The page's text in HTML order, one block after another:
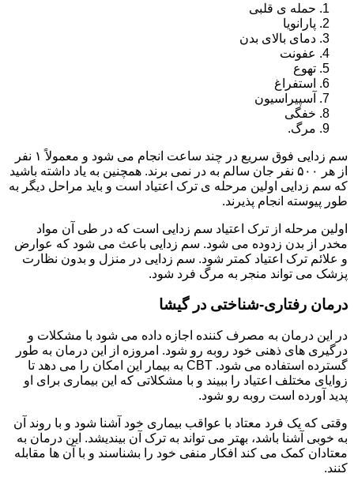
حمله ی قلبی
پارانویا
دمای بالای بدن
عفونت
تهوع
استفراغ
آسپیراسیون
خفگی
مرگ.
سم زدایی فوق سریع در چند ساعت انجام می شود و معمولاً ۱ نفر
از هر ۵۰۰ نفر جان سالم به در نمی برند. همچنین به یاد داشته باشید
که سم زدایی اولین مرحله ی ترک اعتیاد است و باید مراحل دیگر به
طور پیوسته انجام پذیرند.
اولین مرحله از ترک اعتیاد سم زدایی است که در طی آن مواد
مخدر از بدن زدوده می شود. سم زدایی باعث می شود که عوارض
و علائم ترک اعتیاد کمتر شود. سم زدایی در منزل و بدون نظارت
پزشک می تواند منجر به مرگ فرد شود.
درمان رفتاری-شناختی در گیشا
در این درمان به مصرف کننده اجازه داده می شود با مشکلات و
درگیری های ذهنی خود روبه رو شود. امروزه از این درمان به طور
گسترده استفاده می شود. CBT به بیمار این امکان را می دهد تا
زوایای مختلف اعتیاد را ببیند و با مشکلاتی که این بیماری برای او
پدید آورده است روبه رو شود.
وقتی که یک فرد معتاد با عواقب بیماری خود آشنا شود و با روند آن
به خوبی آشنا باشد، بهتر می تواند به ترک آن بیندیشد. این درمان به
معتادان کمک می کند افکار منفی خود را بشناسند و با آن ها مقابله
کنند.